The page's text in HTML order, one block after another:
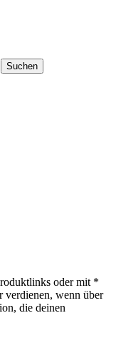
Suchen
oder mit *
verdienen, wenn über
die deinen